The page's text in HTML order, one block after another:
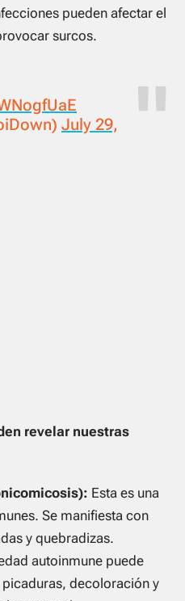
pueden afectar el
surcos.
July 29,
revelar nuestras
Esta es una
Se manifiesta con
y quebradizas.
autoinmune puede
decoloración y